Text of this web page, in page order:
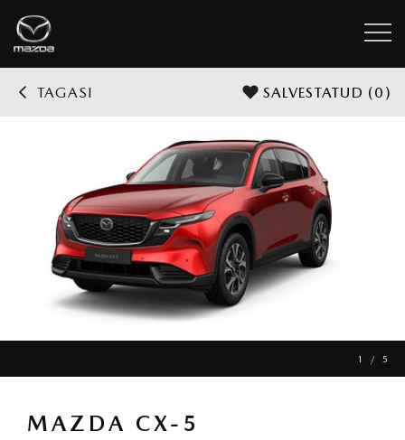
TAGASI SALVESTATUD (0)
MAZDA CX-5
1 / 5